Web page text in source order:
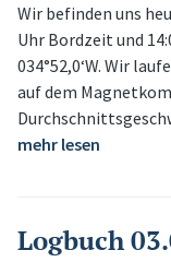
Wir befinden uns
Uhr Bordzeit und
034°52,0‘W. Wir
auf dem
mehr lesen
Logbuch